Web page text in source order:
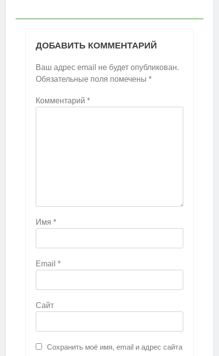
ДОБАВИТЬ КОММЕНТАРИЙ
Ваш адрес email не будет опубликован.
Обязательные поля помечены *
Комментарий *
Имя *
Email *
Сайт
Сохранить моё имя, email и адрес сайта